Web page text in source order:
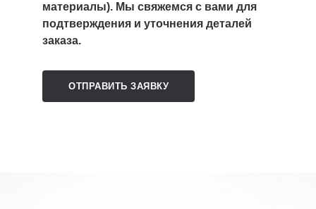
материалы). Мы свяжемся с вами для
подтверждения и уточнения деталей
заказа.
ОТПРАВИТЬ ЗАЯВКУ